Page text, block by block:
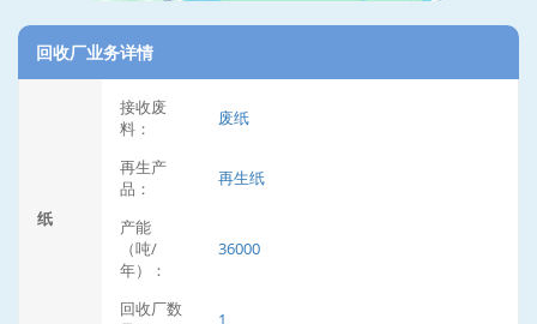
回收厂业务详情
纸
接收废
料：
废纸
再生产
品：
再生纸
产能
（吨/
年）：
36000
回收厂数
1